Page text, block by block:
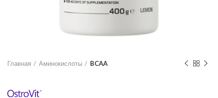
Главная Аминокислоты BCAA